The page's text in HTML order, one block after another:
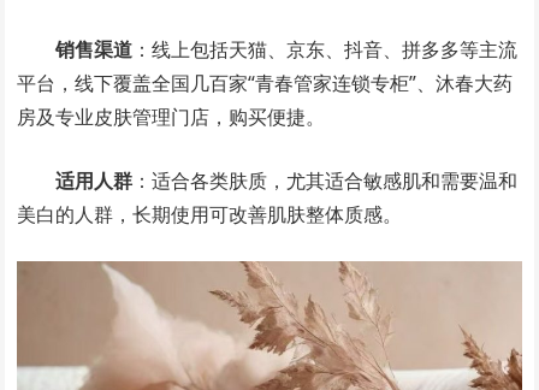
销售渠道 ：线上包括天猫、京东、抖音、拼多多等主流
平台，线下覆盖全国几百家“青春管家连锁专柜”、沐春大药
房及专业皮肤管理门店，购买便捷。
适用人群 ：适合各类肤质，尤其适合敏感肌和需要温和
美白的人群，长期使用可改善肌肤整体质感。